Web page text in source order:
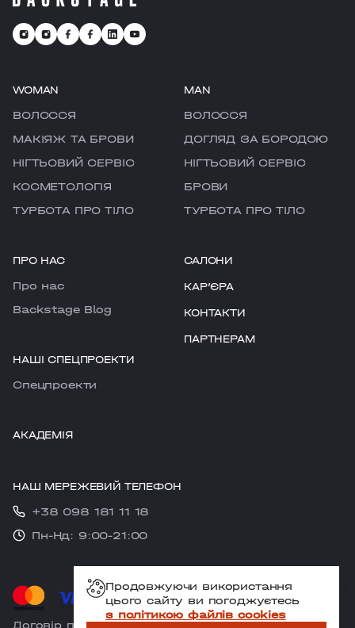
WOMAN
ВОЛОССЯ
МАКІЯЖ ТА БРОВИ
НІГТЬОВИЙ СЕРВІС
КОСМЕТОЛОГІЯ
ТУРБОТА ПРО ТІЛО
MAN
ВОЛОССЯ
ДОГЛЯД ЗА БОРОДОЮ
НІГТЬОВИЙ СЕРВІС
БРОВИ
ТУРБОТА ПРО ТІЛО
ПРО НАС
Про нас
Backstage Blog
НАШІ СПЕЦПРОЕКТИ
Cпецпроекти
САЛОНИ
КАРʼЄРА
КОНТАКТИ
ПАРТНЕРАМ
АКАДЕМІЯ
НАШ МЕРЕЖЕВИЙ ТЕЛЕФОН
+38 098 181 11 18
Пн-Нд: 9:00-21:00
Договір публічної оферти
Продовжуючи використання
цього сайту ви погоджуєтесь
з політикою файлів cookies